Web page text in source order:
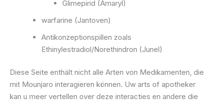
Glimepirid (Amaryl)
warfarine (Jantoven)
Antikonzeptionspillen zoals
Ethinylestradiol/Norethindron (Junel)
Diese Seite enthält nicht alle Arten von Medikamenten, die
mit Mounjaro interagieren können. Uw arts of apotheker
kan u meer vertellen over deze interacties en andere die